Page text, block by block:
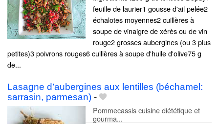
feuille de laurier1 gousse d'ail pelée2
échalotes moyennes2 cuillères à
soupe de vinaigre de xérès ou de vin
rouge2 grosses aubergines (ou 3 plus
petites)3 poivrons rouges6 cuillères à soupe d'huile d'olive75 g
de...
Lasagne d’aubergines aux lentilles (béchamel:
sarrasin, parmesan) -
Pommecassis cuisine diététique et
gourma...